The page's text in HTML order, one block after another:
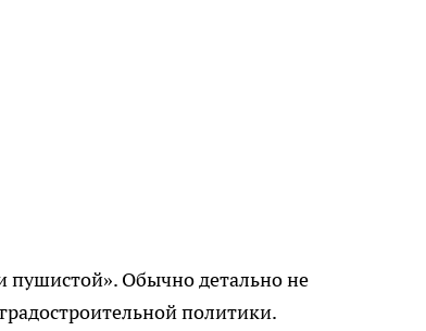
пушистой». Обычно детально не
политики.